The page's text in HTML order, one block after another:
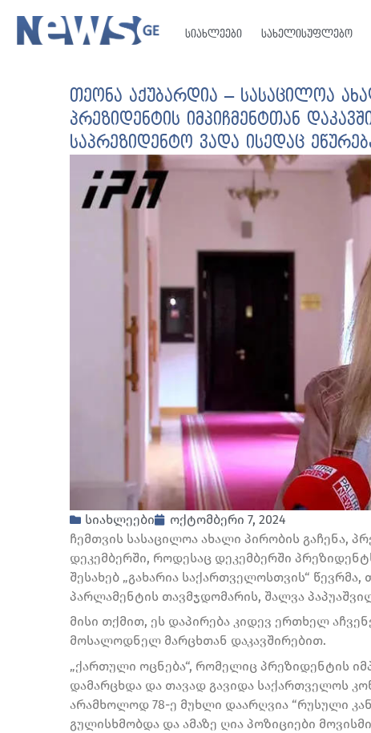
სიახლეები სახელისუფლებო
თეონა აქუბარდია – სასაცილოა
პრეზიდენტის იმპიჩმენტთან
საპრეზიდენტო ვადა ისედაც
სიახლეები
ოქტომბერი 7, 2024
ჩემთვის სასაცილოა ახალი პირობის გაჩენა,
დეკემბერში, როდესაც დეკემბერში
შესახებ „გახარია საქართველოსთვის“
პარლამენტის თავმჯდომარის, შალვა
მისი თქმით, ეს დაპირება კიდევ ერთხელ
მოსალოდნელ მარცხთან დაკავშირებით.
„ქართული ოცნება“, რომელიც პრეზიდენტის
დამარცხდა და თავად გავიდა საქართველოს
არამხოლოდ 78-ე მუხლი დაარღვია “რუსული
გულისხმობდა და ამაზე ღია პოზიციები